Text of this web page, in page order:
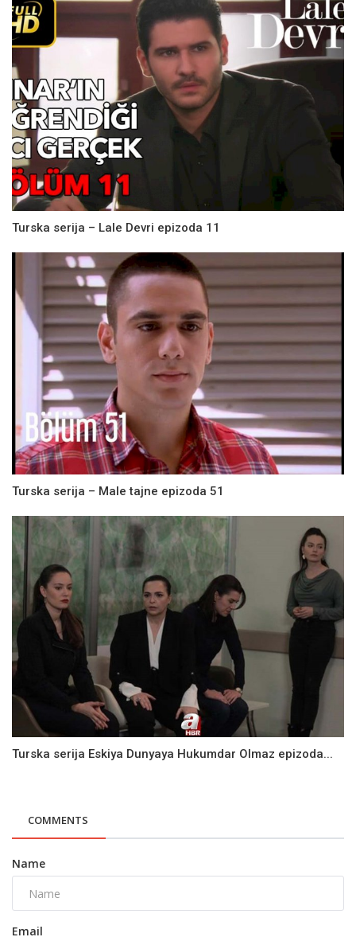
Turska serija – Lale Devri epizoda 11
Turska serija – Male tajne epizoda 51
Turska serija Eskiya Dunyaya Hukumdar Olmaz epizoda...
COMMENTS
Name
Email